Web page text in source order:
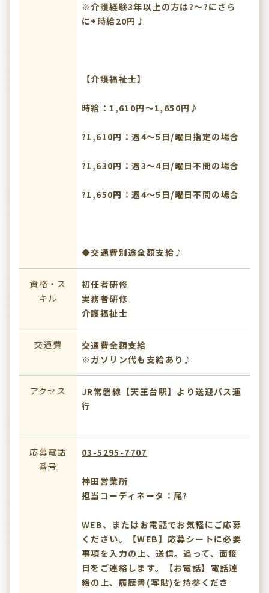
※介護経験3年以上の方は?～?にさら
に+時給20円♪
【介護福祉士】
時給：1,610円～1,650円♪
?1,610円：週4～5日/曜日指定の場合
?1,630円：週3～4日/曜日不問の場合
?1,650円：週4～5日/曜日不問の場合
◆交通費別途全額支給♪
資格・ス
キル
初任者研修
実務者研修
介護福祉士
交通費
交通費全額支給
※ガソリン代も支給あり♪
アクセス
JR常磐線【天王台駅】より送迎バス運
行
応募電話
番号
03-5295-7707
神田営業所
担当コーディネータ：尾?
WEB、またはお電話でお気軽にご応募
ください。【WEB】応募シートに必要
事項を入力の上、送信。追って、面接
日をご連絡します。【お電話】電話連
絡の上、履歴書(写貼)を持参くださ